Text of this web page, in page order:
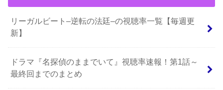
リーガルビート–逆転の法廷–の視聴率一覧【毎週更
新】
ドラマ『名探偵のままでいて』視聴率速報！第1話～
最終回までのまとめ